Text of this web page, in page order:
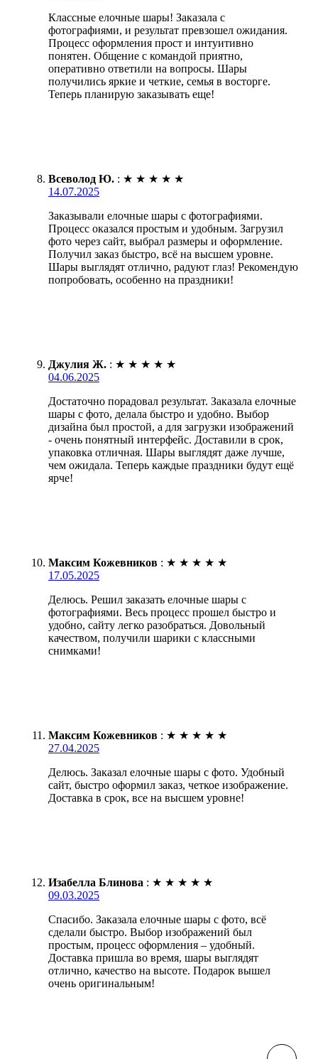
Классные елочные шары! Заказала с
фотографиями, и результат превзошел ожидания.
Процесс оформления прост и интуитивно
понятен. Общение с командой приятно,
оперативно ответили на вопросы. Шары
получились яркие и четкие, семья в восторге.
Теперь планирую заказывать еще!
Всеволод Ю. : ★ ★ ★ ★ ★
14.07.2025
Заказывали елочные шары с фотографиями.
Процесс оказался простым и удобным. Загрузил
фото через сайт, выбрал размеры и оформление.
Получил заказ быстро, всё на высшем уровне.
Шары выглядят отлично, радуют глаз! Рекомендую
попробовать, особенно на праздники!
Джулия Ж. : ★ ★ ★ ★ ★
04.06.2025
Достаточно порадовал результат. Заказала елочные
шары с фото, делала быстро и удобно. Выбор
дизайна был простой, а для загрузки изображений
- очень понятный интерфейс. Доставили в срок,
упаковка отличная. Шары выглядят даже лучше,
чем ожидала. Теперь каждые праздники будут ещё
ярче!
Максим Кожевников : ★ ★ ★ ★ ★
17.05.2025
Делюсь. Решил заказать елочные шары с
фотографиями. Весь процесс прошел быстро и
удобно, сайту легко разобраться. Довольный
качеством, получили шарики с классными
снимками!
Максим Кожевников : ★ ★ ★ ★ ★
27.04.2025
Делюсь. Заказал елочные шары с фото. Удобный
сайт, быстро оформил заказ, четкое изображение.
Доставка в срок, все на высшем уровне!
Изабелла Блинова : ★ ★ ★ ★ ★
09.03.2025
Спасибо. Заказала елочные шары с фото, всё
сделали быстро. Выбор изображений был
простым, процесс оформления – удобный.
Доставка пришла во время, шары выглядят
отлично, качество на высоте. Подарок вышел
очень оригинальным!